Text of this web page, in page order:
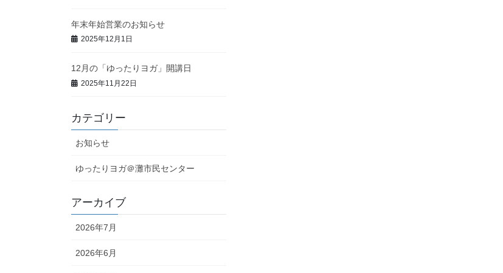
年末年始営業のお知らせ
2025年12月1日
12月の「ゆったりヨガ」開講日
2025年11月22日
カテゴリー
お知らせ
ゆったりヨガ＠灘市民センター
アーカイブ
2026年7月
2026年6月